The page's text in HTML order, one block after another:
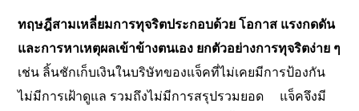
ทฤษฎีสามเหลี่ยมการทุจริตประกอบด้วย โอกาส แรงกดดัน
และการหาเหตุผลเข้าข้างตนเอง ยกตัวอย่างการทุจริตง่าย ๆ
เช่น ลิ้นชักเก็บเงินในบริษัทของแจ็คที่ไม่เคยมีการป้องกัน
ไม่มีการเฝ้าดูแล รวมถึงไม่มีการสรุปรวมยอด
แจ็คจึงมี